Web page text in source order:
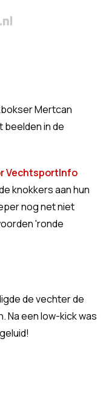
Mertcan
beelden in de
VechtsportInfo
knokkers aan hun
nog net niet
'ronde
de vechter de
Na een low-kick was